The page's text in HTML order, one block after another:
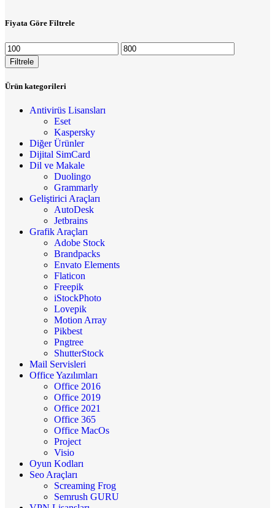
Fiyata Göre Filtrele
Filtrele
Ürün kategorileri
Antivirüs Lisansları
Eset
Kaspersky
Diğer Ürünler
Dijital SimCard
Dil ve Makale
Duolingo
Grammarly
Geliştirici Araçları
AutoDesk
Jetbrains
Grafik Araçları
Adobe Stock
Brandpacks
Envato Elements
Flaticon
Freepik
iStockPhoto
Lovepik
Motion Array
Pikbest
Pngtree
ShutterStock
Mail Servisleri
Office Yazılımları
Office 2016
Office 2019
Office 2021
Office 365
Office MacOs
Project
Visio
Oyun Kodları
Seo Araçları
Screaming Frog
Semrush GURU